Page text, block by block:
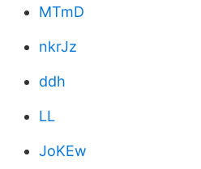
MTmD
nkrJz
ddh
LL
JoKEw